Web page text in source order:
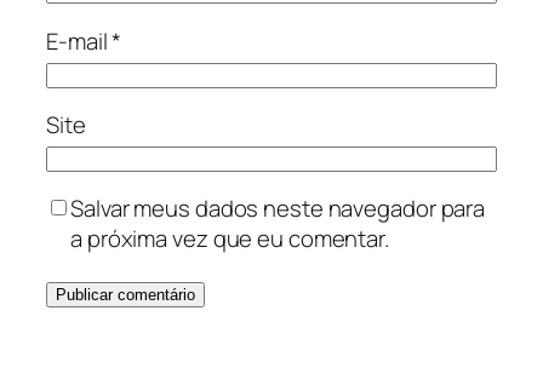
E-mail*
Site
Salvar meus dados neste navegador para
a próxima vez que eu comentar.